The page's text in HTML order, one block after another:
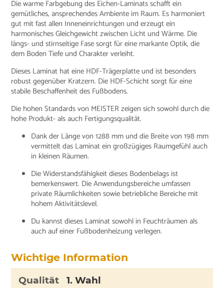
Die warme Farbgebung des Eichen-Laminats schafft ein
gemütliches, ansprechendes Ambiente im Raum. Es harmoniert
gut mit fast allen Inneneinrichtungen und erzeugt ein
harmonisches Gleichgewicht zwischen Licht und Wärme. Die
längs- und stirnseitige Fase sorgt für eine markante Optik, die
dem Boden Tiefe und Charakter verleiht.
Dieses Laminat hat eine HDF-Trägerplatte und ist besonders
robust gegenüber Kratzern. Die HDF-Schicht sorgt für eine
stabile Beschaffenheit des Fußbodens.
Die hohen Standards von MEISTER zeigen sich sowohl durch die
hohe Produkt- als auch Fertigungsqualität.
Dank der Länge von 1288 mm und die Breite von 198 mm
vermittelt das Laminat ein großzügiges Raumgefühl auch
in kleinen Räumen.
Die Widerstandsfähigkeit dieses Bodenbelags ist
bemerkenswert. Die Anwendungsbereiche umfassen
private Räumlichkeiten sowie betriebliche Bereiche mit
hohem Aktivitätslevel.
Du kannst dieses Laminat sowohl in Feuchträumen als
auch auf einer Fußbodenheizung verlegen.
Wichtige Information
Qualität 1. Wahl